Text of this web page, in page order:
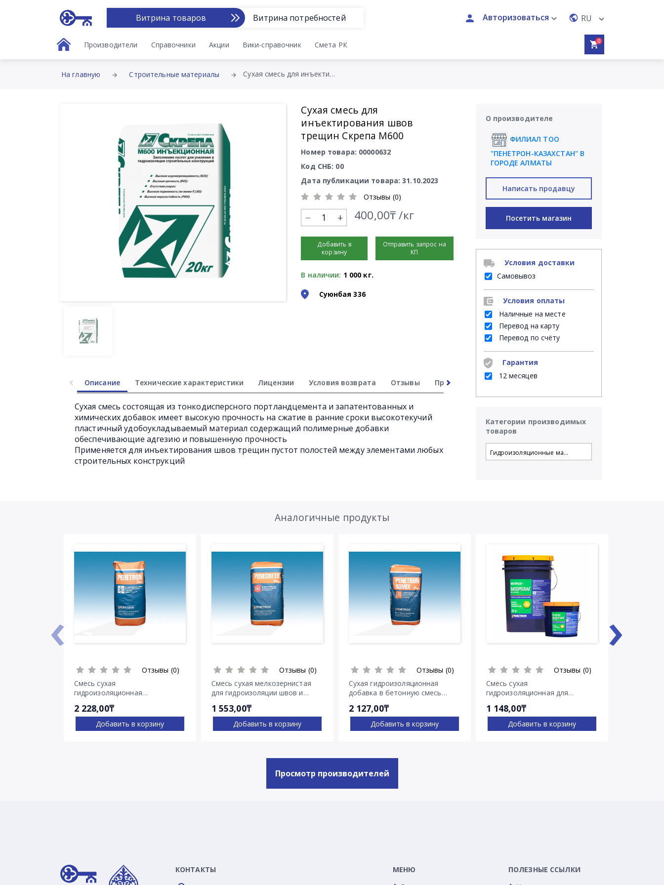
Витрина товаров Витрина потребностей Авторизоваться RU
Производители Справочники Акции Вики-справочник Смета РК 0
На главную Строительные материалы Сухая смесь для инъектирования швов трещин Скрепа М600
Сухая смесь для
инъектирования швов
трещин Скрепа М600
Номер товара: 00000632
Код СНБ: 00
Дата публикации товара: 31.10.2023
Отзывы (0)
+ 400,00₸ /кг
Добавить в
корзину
Отправить запрос на
КП
В наличии: 1 000 кг.
Суюнбая 336
Описание Технические характеристики Лицензии Условия возврата Отзывы Прочее Часто задаваемые вопросы
Сухая смесь состоящая из тонкодисперсного портландцемента и запатентованных и
химических добавок имеет высокую прочность на сжатие в ранние сроки высокотекучий
пластичный удобоукладываемый материал содержащий полимерные добавки
обеспечивающие адгезию и повышенную прочность
Применяется для инъектирования швов трещин пустот полостей между элементами любых
строительных конструкций
О производителе
ФИЛИАЛ ТОО
"ПЕНЕТРОН-КАЗАХСТАН" В
ГОРОДЕ АЛМАТЫ
Написать продавцу
Посетить магазин
Условия доставки
Самовывоз
Условия оплаты
Наличные на месте
Перевод на карту
Перевод по счёту
Гарантия
12 месяцев
Категории производимых
товаров
Гидроизоляционные ма...
Аналогичные продукты
Отзывы (0)
Смесь сухая
гидроизоляционная
Пенетрон
2 228,00₸
Добавить в корзину
Отзывы (0)
Смесь сухая мелкозернистая
для гидроизоляции швов и
1 553,00₸
Добавить в корзину
Отзывы (0)
Сухая гидроизоляционная
добавка в бетонную смесь
2 127,00₸
Добавить в корзину
Отзывы (0)
Смесь сухая
гидроизоляционная для
Ватерплаг
1 148,00₸
Добавить в корзину
‹ ›
Просмотр производителей
КОНТАКТЫ
МЕНЮ
ПОЛЕЗНЫЕ ССЫЛКИ